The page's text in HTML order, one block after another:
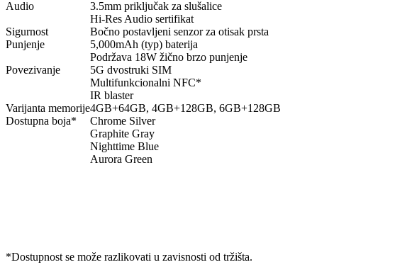
Audio
3.5mm priključak za slušalice
Hi-Res Audio sertifikat
Sigurnost
Bočno postavljeni senzor za otisak prsta
Punjenje
5,000mAh (typ) baterija
Podržava 18W žično brzo punjenje
Povezivanje
5G dvostruki SIM
Multifunkcionalni NFC*
IR blaster
Varijanta memorije4GB+64GB, 4GB+128GB, 6GB+128GB
Dostupna boja*
Chrome Silver
Graphite Gray
Nighttime Blue
Aurora Green
*Dostupnost se može razlikovati u zavisnosti od tržišta.